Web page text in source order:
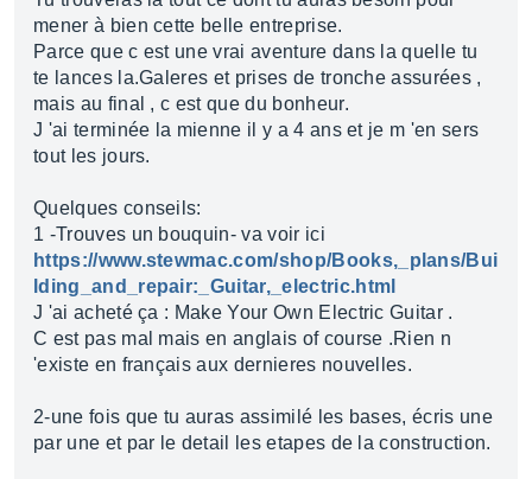
mener à bien cette belle entreprise.
Parce que c est une vrai aventure dans la quelle tu
te lances la.Galeres et prises de tronche assurées ,
mais au final , c est que du bonheur.
J 'ai terminée la mienne il y a 4 ans et je m 'en sers
tout les jours.
Quelques conseils:
1 -Trouves un bouquin- va voir ici
https://www.stewmac.com/shop/Books,_plans/Bui
lding_and_repair:_Guitar,_electric.html
J 'ai acheté ça : Make Your Own Electric Guitar .
C est pas mal mais en anglais of course .Rien n
'existe en français aux dernieres nouvelles.
2-une fois que tu auras assimilé les bases, écris une
par une et par le detail les etapes de la construction.